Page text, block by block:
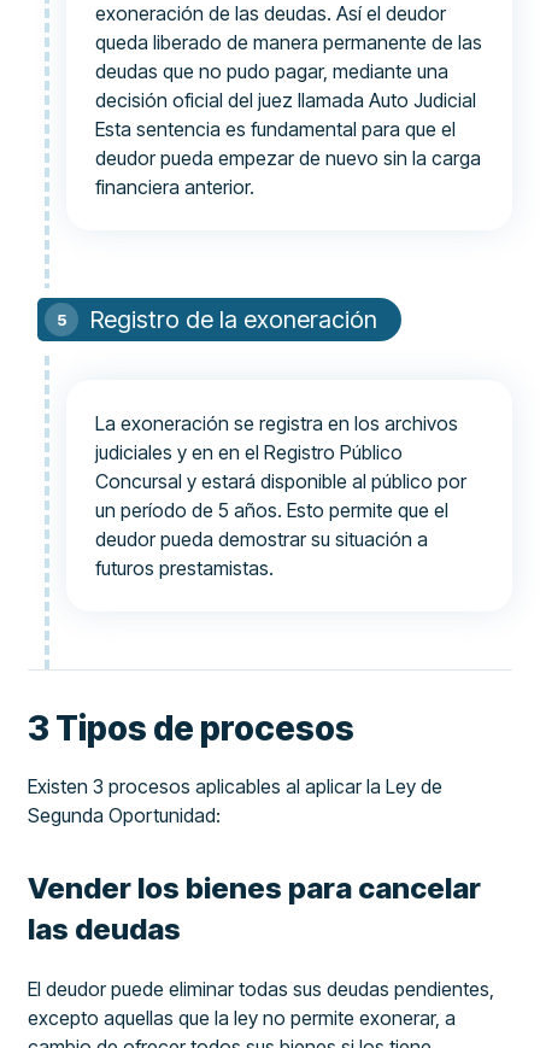
exoneración de las deudas. Así el deudor
queda liberado de manera permanente de las
deudas que no pudo pagar, mediante una
decisión oficial del juez llamada Auto Judicial
Esta sentencia es fundamental para que el
deudor pueda empezar de nuevo sin la carga
financiera anterior.
Registro de la exoneración
La exoneración se registra en los archivos
judiciales y en en el Registro Público
Concursal y estará disponible al público por
un período de 5 años. Esto permite que el
deudor pueda demostrar su situación a
futuros prestamistas.
3 Tipos de procesos
Existen 3 procesos aplicables al aplicar la Ley de
Segunda Oportunidad:
Vender los bienes para cancelar
las deudas
El deudor puede eliminar todas sus deudas pendientes,
excepto aquellas que la ley no permite exonerar, a